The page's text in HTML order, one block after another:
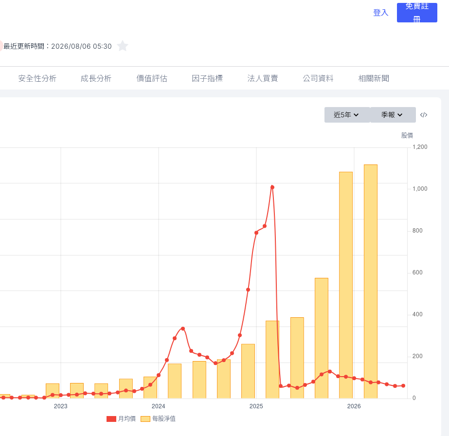
登入
免費註
冊
最近更新時間： 2026/08/06 05:30
安全性分析 成長分析 價值評估 因子指標 法人買賣 公司資料 相關新聞
近5年 季報
月均價 每股淨值